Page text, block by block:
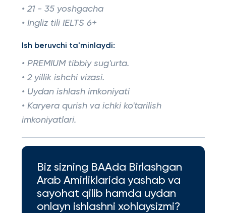
• 21 - 35 yoshgacha
• Ingliz tili IELTS 6+
Ish beruvchi ta'minlaydi:
• PREMIUM tibbiy sug'urta.
• 2 yillik ishchi vizasi.
• Uydan ishlash imkoniyati
• Karyera qurish va ichki ko'tarilish
imkoniyatlari.
Biz sizning BAAda Birlashgan
Arab Amirliklarida yashab va
sayohat qilib hamda uydan
onlayn ishlashni xohlaysizmi?